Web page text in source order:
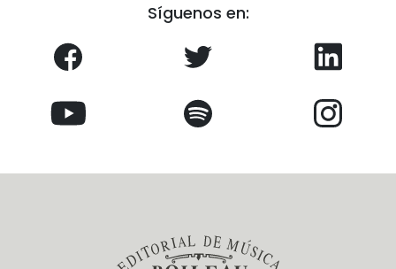
Síguenos en: